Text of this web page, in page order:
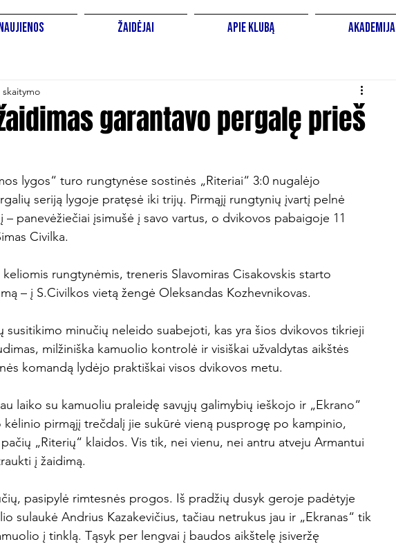
Žaidėjai Apie Klubą Akademija
garantavo pergalę prieš
skaitymo
lygos“ turo rungtynėse sostinės „Riteriai“ 3:0 nugalėjo
seriją lygoje pratęsė iki trijų. Pirmąjį rungtynių įvartį pelnė
– panevėžiečiai įsimušė į savo vartus, o dvikovos pabaigoje 11
Civilka.
rungtynėmis, treneris Slavomiras Cisakovskis starto
– į S.Civilkos vietą žengė Oleksandas Kozhevnikovas.
susitikimo minučių neleido suabejoti, kas yra šios dvikovos tikrieji
milžiniška kamuolio kontrolė ir visiškai užvaldytas aikštės
komandą lydėjo praktiškai visos dvikovos metu.
laiko su kamuoliu praleidę savųjų galimybių ieškojo ir „Ekrano“
pirmąjį trečdalį jie sukūrė vieną pusprogę po kampinio,
„Riterių“ klaidos. Vis tik, nei vienu, nei antru atveju Armantui
į žaidimą.
pasipylė rimtesnės progos. Iš pradžių dusyk geroje padėtyje
sulaukė Andrius Kazakevičius, tačiau netrukus jau ir „Ekranas“ tik
į tinklą. Tąsyk per lengvai į baudos aikštelę įsiveržę